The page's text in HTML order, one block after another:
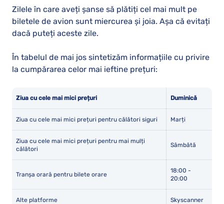
Zilele în care aveți șanse să plătiți cel mai mult pe
biletele de avion sunt miercurea și joia. Așa că evitați
dacă puteți aceste zile.
În tabelul de mai jos sintetizăm informațiile cu privire
la cumpărarea celor mai ieftine prețuri:
Ziua cu cele mai mici prețuri Duminică
Ziua cu cele mai mici prețuri pentru călători siguri Marți
Ziua cu cele mai mici prețuri pentru mai mulți
călători
Sâmbătă
Tranșa orară pentru bilete orare
18:00 -
20:00
Alte platforme Skyscanner